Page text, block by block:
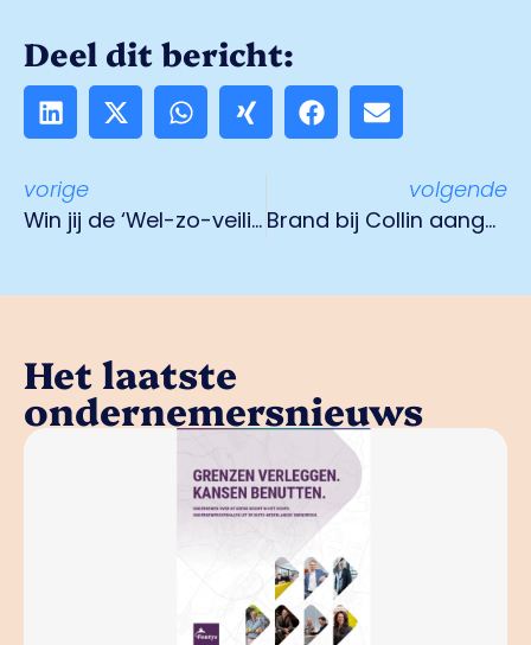
Deel dit bericht:
vorige
Win jij de ‘Wel-zo-veilig-Award’ van 2018?
volgende
Brand bij Collin aangestoken
Het laatste
ondernemersnieuws